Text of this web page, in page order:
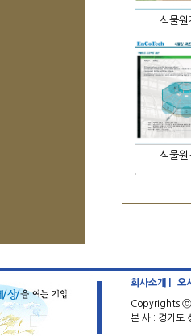
식물
식물
회사소개 | 오
Copyrights ⓒ
본 사 : 경기도